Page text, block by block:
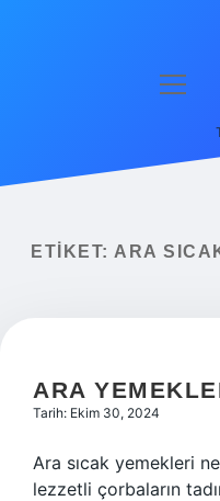
menüyü
ETIKET: ARA
ARA
Tarih: Ekim 30, 2024
Ara sıcak yemekleri
lezzetli çorbaların